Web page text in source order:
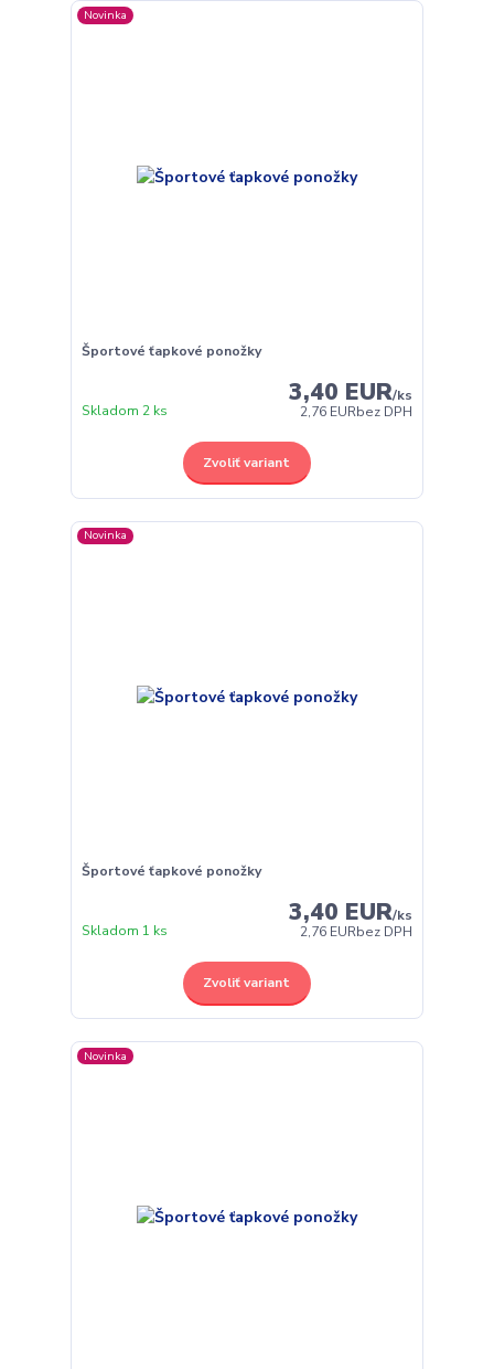
Novinka
Športové ťapkové ponožky
3,40 EUR/ks
2,76 EURbez DPH
Skladom 2 ks
Zvoliť variant
Novinka
Športové ťapkové ponožky
3,40 EUR/ks
2,76 EURbez DPH
Skladom 1 ks
Zvoliť variant
Novinka